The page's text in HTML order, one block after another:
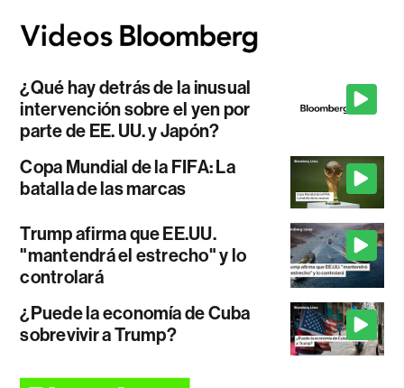
¿Qué hay detrás de la inusual
intervención sobre el yen por
parte de EE. UU. y Japón?
Copa Mundial de la FIFA: La
batalla de las marcas
Trump afirma que EE.UU.
"mantendrá el estrecho" y lo
controlará
¿Puede la economía de Cuba
sobrevivir a Trump?